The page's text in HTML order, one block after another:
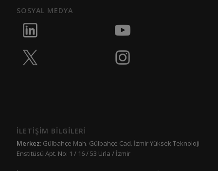
SOSYAL MEDYA
İLETİŞİM BİLGİLERİ
Merkez:Gülbahçe Mah. Gülbahçe Cad. İzmir Yüksek Teknoloji
Enstitüsü Apt. No: 1 / 16 / 53 Urla / İzmir